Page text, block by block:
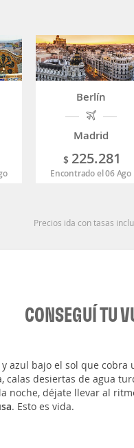
Berlín
Madrid
$ 225.281
Encontrado el 06 Ago
Precios ida con tasas
CONSEGUÍ TU
azul bajo el sol que
desiertas de agua
noche, déjate llevar al
. Esto es vida.